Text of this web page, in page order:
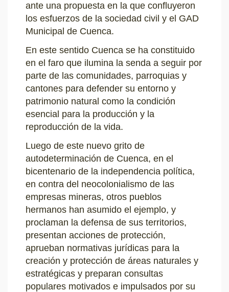
ante una propuesta en la que confluyeron
los esfuerzos de la sociedad civil y el GAD
Municipal de Cuenca.
En este sentido Cuenca se ha constituido
en el faro que ilumina la senda a seguir por
parte de las comunidades, parroquias y
cantones para defender su entorno y
patrimonio natural como la condición
esencial para la producción y la
reproducción de la vida.
Luego de este nuevo grito de
autodeterminación de Cuenca, en el
bicentenario de la independencia política,
en contra del neocolonialismo de las
empresas mineras, otros pueblos
hermanos han asumido el ejemplo, y
proclaman la defensa de sus territorios,
presentan acciones de protección,
aprueban normativas jurídicas para la
creación y protección de áreas naturales y
estratégicas y preparan consultas
populares motivados e impulsados por su